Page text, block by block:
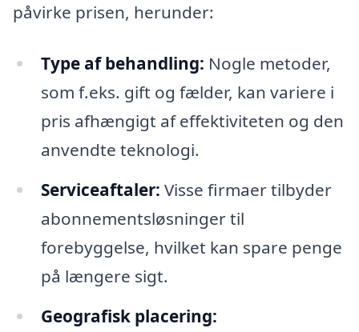
påvirke prisen, herunder:
Type af behandling: Nogle metoder,
som f.eks. gift og fælder, kan variere i
pris afhængigt af effektiviteten og den
anvendte teknologi.
Serviceaftaler: Visse firmaer tilbyder
abonnementsløsninger til
forebyggelse, hvilket kan spare penge
på længere sigt.
Geografisk placering: